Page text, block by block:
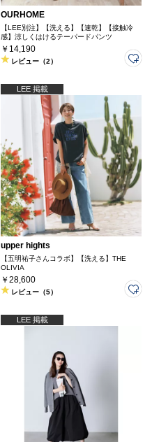
OURHOME
【LEE別注】【洗える】【速乾】【接触冷
感】涼しくはけるテーパードパンツ
￥14,190
レビュー（2）
LEE 掲載
upper hights
【五明祐子さんコラボ】【洗える】THE
OLIVIA
￥28,600
レビュー（5）
LEE 掲載